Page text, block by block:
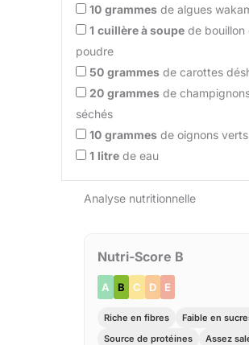
10 grammes de algues
1 cuillère à soupe de bouillon
poudre
50 grammes de carottes
20 grammes de
séchés
10 grammes de oignons
1 litre de eau
Analyse nutritionnelle
Nutri-Score B
A B C D E
Riche en fibres
Faible en
Source de protéines
Assez